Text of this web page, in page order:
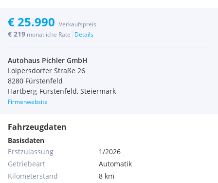
€ 25.990 Verkaufspreis
€ 219 monatliche Rate Details
Autohaus Pichler GmbH
Loipersdorfer Straße 26
8280 Fürstenfeld
Hartberg-Fürstenfeld, Steiermark
Firmenwebsite
Fahrzeugdaten
Basisdaten
Erstzulassung
1/2026
Getriebeart
Automatik
Kilometerstand
8 km